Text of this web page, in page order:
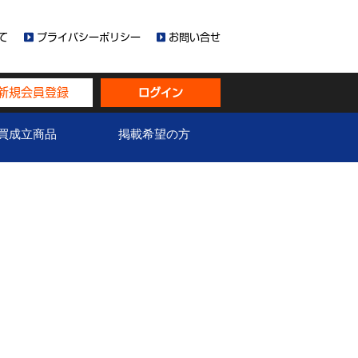
プライバシーポリシー お問い合せ
規会員登録 ログイン
成立商品 掲載希望の方